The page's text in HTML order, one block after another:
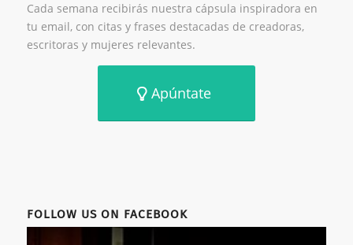
Cada semana recibirás nuestra cápsula inspiradora en
tu email, con citas y frases destacadas de creadoras,
escritoras y mujeres relevantes.
Apúntate
FOLLOW US ON FACEBOOK